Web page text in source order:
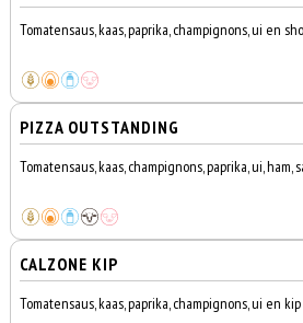
Tomatensaus, kaas, paprika, champignons, ui en
PIZZA OUTSTANDING
Tomatensaus, kaas, champignons, paprika, ui, ham,
CALZONE KIP
Tomatensaus, kaas, paprika, champignons, ui en kip